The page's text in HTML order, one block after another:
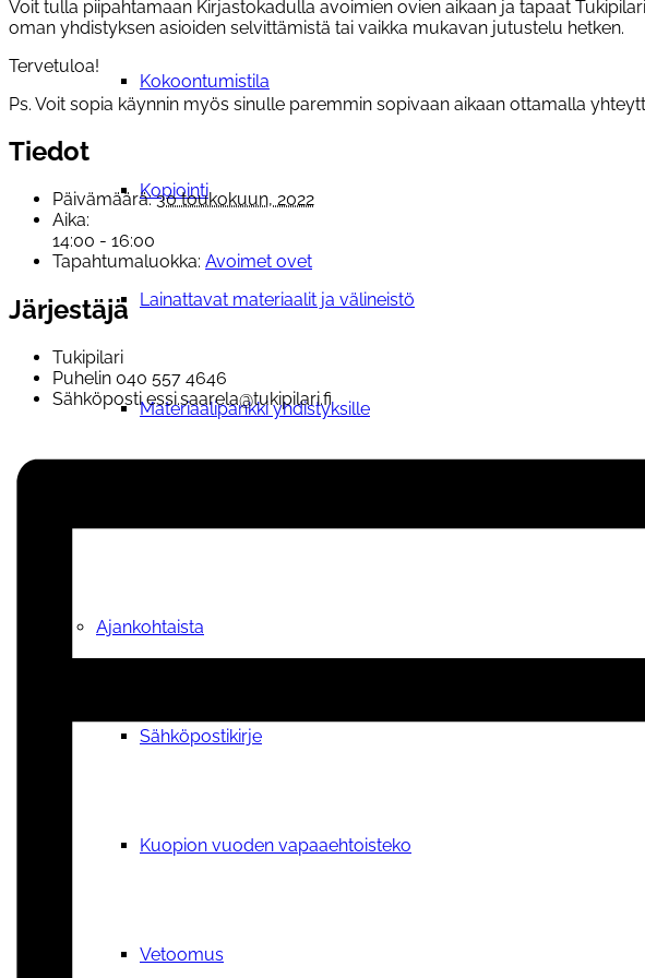
Kokoontumistila
Kopiointi
Lainattavat materiaalit ja välineistö
Materiaalipankki yhdistyksille
Ajankohtaista
Sähköpostikirje
Kuopion vuoden vapaaehtoisteko
Vetoomus
Voit tulla piipahtamaan Kirjastokadulla avoimien ovien aikaan ja tapaat
oman yhdistyksen asioiden selvittämistä tai vaikka mukavan jutustelu hetken.
Tervetuloa!
Ps. Voit sopia käynnin myös sinulle paremmin sopivaan aikaan ottamalla
Tiedot
Päivämäärä: 30 toukokuun, 2022
Aika:
14:00 - 16:00
Tapahtumaluokka: Avoimet ovet
Järjestäjä
Tukipilari
Puhelin 040 557 4646
Sähköpostiessi.saarela@tukipilari.fi